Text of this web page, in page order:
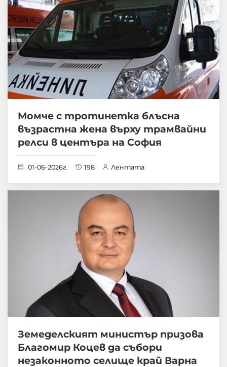
Момче с тротинетка блъсна
възрастна жена върху трамвайни
релси в центъра на София
01-06-2026г. 198 Лентата
Земеделският министър призова
Благомир Коцев да събори
незаконното селище край Варна